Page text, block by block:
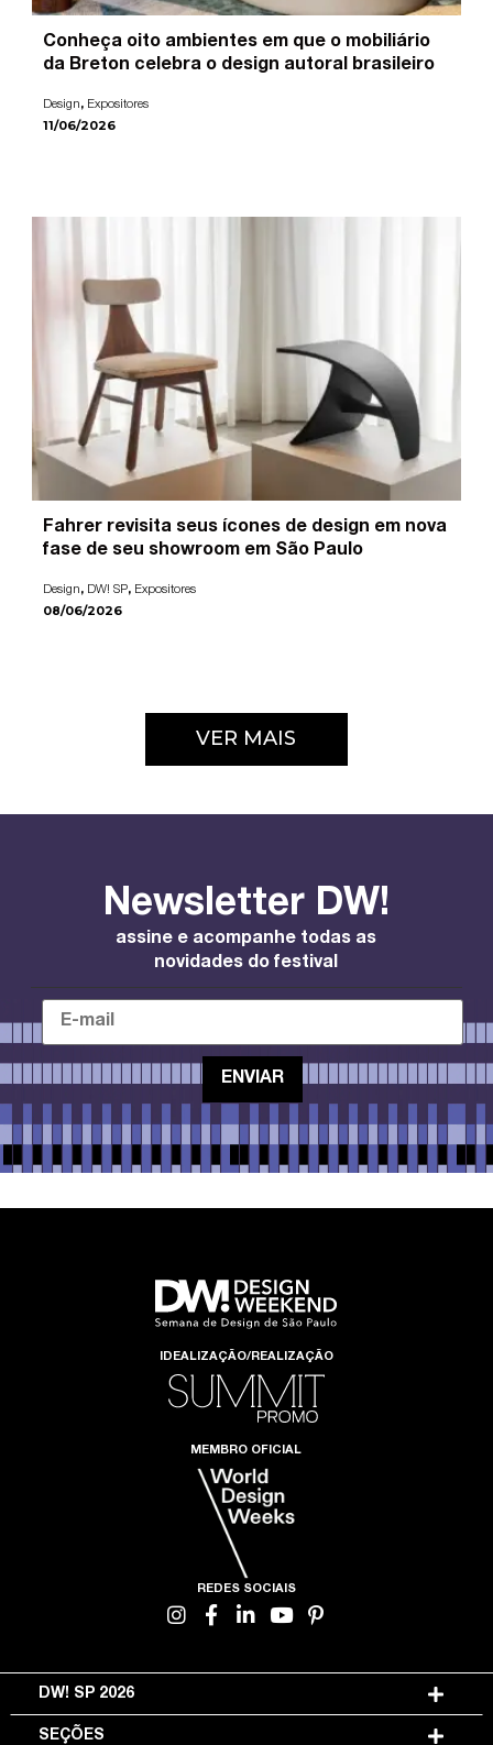
Conheça oito ambientes em que o mobiliário
da Breton celebra o design autoral brasileiro
Design, Expositores
11/06/2026
Fahrer revisita seus ícones de design em nova
fase de seu showroom em São Paulo
Design, DW! SP, Expositores
08/06/2026
VER MAIS
Newsletter DW!
assine e acompanhe todas as
novidades do festival
IDEALIZAÇÃO/REALIZAÇÃO
MEMBRO OFICIAL
REDES SOCIAIS
DW! SP 2026
SEÇÕES